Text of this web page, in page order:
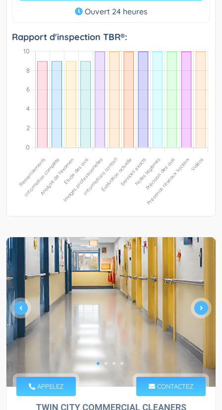
Ouvert 24 heures
Rapport d'inspection TBR®:
APPELEZ CONTACTEZ
TWIN CITY COMMERCIAL CLEANERS